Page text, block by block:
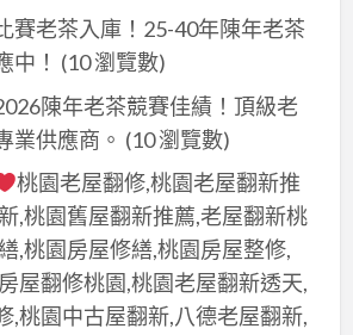
賽老茶入庫！25-40年陳年老茶
中！ (10 瀏覽數)
陳年老茶競賽佳績！頂級老
業供應商。 (10 瀏覽數)
桃園老屋翻修,桃園老屋翻新推
,桃園舊屋翻新推薦,老屋翻新桃
,桃園房屋修繕,桃園房屋整修,
屋翻修桃園,桃園老屋翻新透天,
,桃園中古屋翻新,八德老屋翻新,